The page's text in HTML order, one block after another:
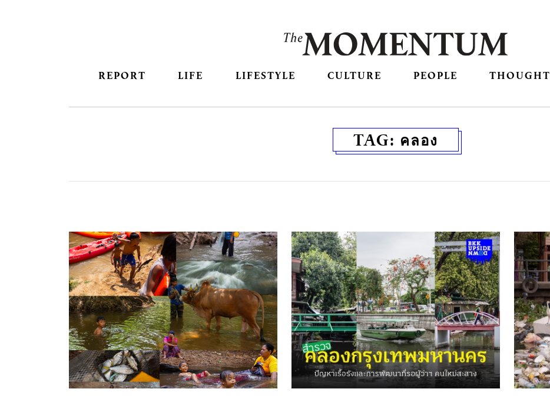
REPORT LIFE LIFESTYLE CULTURE PEOPLE THOUGHT
TAG: คลอง